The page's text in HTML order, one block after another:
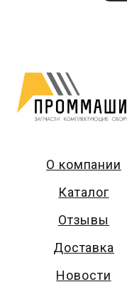
О компании
Каталог
Отзывы
Доставка
Новости